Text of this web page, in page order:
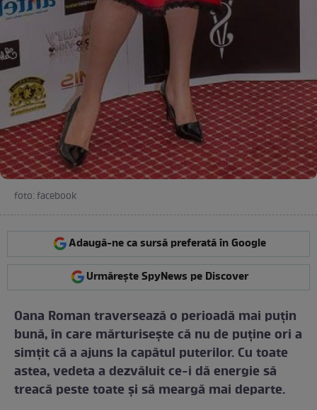
foto: facebook
Adaugă-ne ca sursă preferată în Google
Urmărește SpyNews pe Discover
Oana Roman traversează o perioadă mai puţin
bună, în care mărturiseşte că nu de puţine ori a
simţit că a ajuns la capătul puterilor. Cu toate
astea, vedeta a dezvăluit ce-i dă energie să
treacă peste toate şi să meargă mai departe.